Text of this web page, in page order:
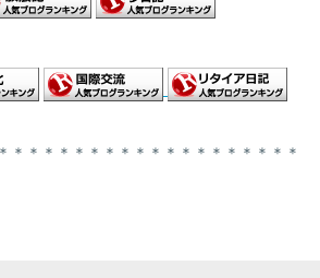
＊＊＊＊＊＊＊＊＊＊＊＊＊＊＊＊＊＊＊